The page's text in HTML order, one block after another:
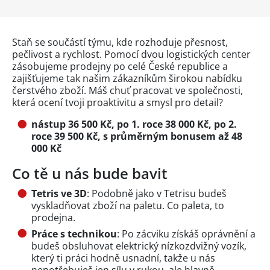
Staň se součástí týmu, kde rozhoduje přesnost,
pečlivost a rychlost. Pomocí dvou logistických center
zásobujeme prodejny po celé České republice a
zajišťujeme tak našim zákazníkům širokou nabídku
čerstvého zboží. Máš chuť pracovat ve společnosti,
která ocení tvoji proaktivitu a smysl pro detail?
nástup 36 500 Kč, po 1. roce 38 000 Kč, po 2.
roce 39 500 Kč, s průměrným bonusem až 48
000 Kč
Co tě u nás bude bavit
Tetris ve 3D: Podobně jako v Tetrisu budeš
vyskladňovat zboží na paletu. Co paleta, to
prodejna.
Práce s technikou: Po zácviku získáš oprávnění a
budeš obsluhovat elektrický nízkozdvižný vozík,
který ti práci hodně usnadní, takže u nás